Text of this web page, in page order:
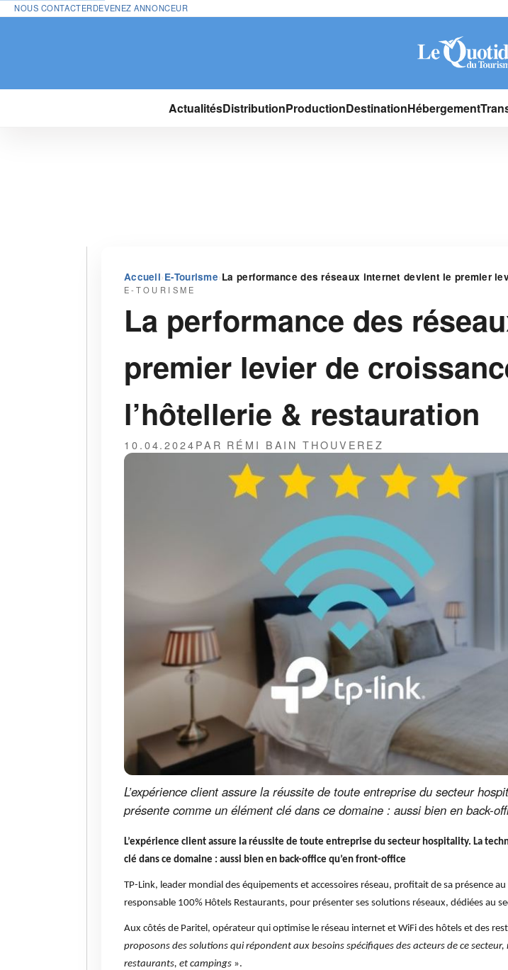
NOUS CONTACTERDEVENEZ ANNONCEUR
ActualitésDistributionProductionDestinationHébergement
Accueil›E-Tourisme›La performance des réseaux internet devient le premier
E-TOURISME
La performance des
premier levier de
l’hôtellerie & restauration
10.04.2024PAR RÉMI BAIN THOUVEREZ
L’expérience client assure la réussite de toute entreprise du secteur
présente comme un élément clé dans ce domaine : aussi bien en back-
L’expérience client assure la réussite de toute entreprise du secteur hospitality. La
clé dans ce domaine : aussi bien en back-office qu’en front-office
TP-Link, leader mondial des équipements et accessoires réseau, profitait de sa présence
responsable 100% Hôtels Restaurants, pour présenter ses solutions réseaux, dédiées au
Aux côtés de Paritel, opérateur qui optimise le réseau internet et WiFi des hôtels et des
proposons des solutions qui répondent aux besoins spécifiques des acteurs de ce
restaurants, et campings ».